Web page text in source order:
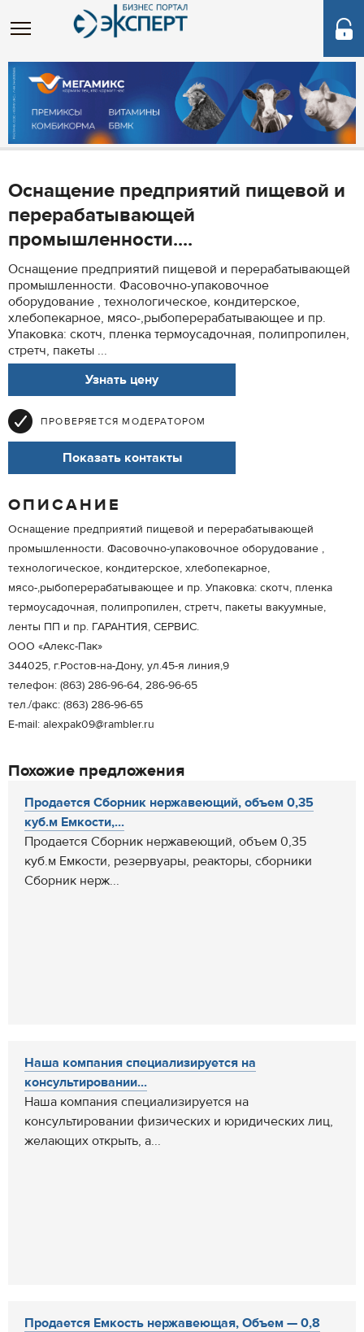
Оснащение предприятий пищевой и
перерабатывающей
промышленности....
Оснащение предприятий пищевой и перерабатывающей
промышленности. Фасовочно-упаковочное
оборудование , технологическое, кондитерское,
хлебопекарное, мясо-,рыбоперерабатывающее и пр.
Упаковка: скотч, пленка термоусадочная, полипропилен,
стретч, пакеты ...
Узнать цену
ПРОВЕРЯЕТСЯ МОДЕРАТОРОМ
Показать контакты
ОПИСАНИЕ
Оснащение предприятий пищевой и перерабатывающей
промышленности. Фасовочно-упаковочное оборудование ,
технологическое, кондитерское, хлебопекарное,
мясо-,рыбоперерабатывающее и пр. Упаковка: скотч, пленка
термоусадочная, полипропилен, стретч, пакеты вакуумные,
ленты ПП и пр. ГАРАНТИЯ, СЕРВИС.
ООО «Алекс-Пак»
344025, г.Ростов-на-Дону, ул.45-я линия,9
телефон: (863) 286-96-64, 286-96-65
тел./факс: (863) 286-96-65
Е-mail: alexpak09@rambler.ru
Похожие предложения
Продается Сборник нержавеющий, объем 0,35
куб.м Емкости,...
Продается Сборник нержавеющий, объем 0,35
куб.м Емкости, резервуары, реакторы, сборники
Сборник нерж...
Наша компания специализируется на
консультировании...
Наша компания специализируется на
консультировании физических и юридических лиц,
желающих открыть, а...
Продается Емкость нержавеющая, Объем — 0,8